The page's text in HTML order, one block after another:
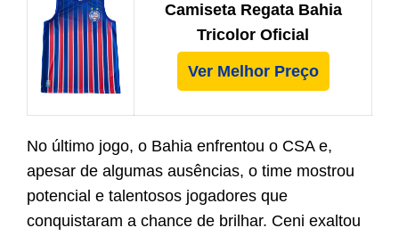
Camiseta Regata Bahia
Tricolor Oficial
Ver Melhor Preço
No último jogo, o Bahia enfrentou o CSA e,
apesar de algumas ausências, o time mostrou
potencial e talentosos jogadores que
conquistaram a chance de brilhar. Ceni exaltou